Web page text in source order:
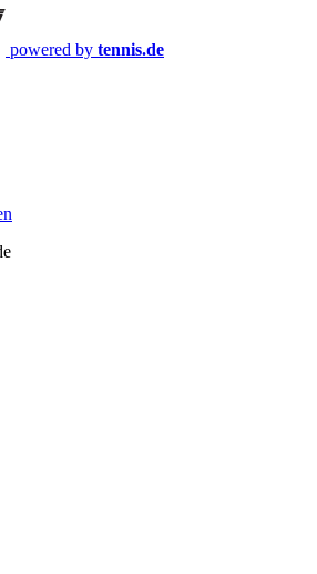
powered by tennis.de